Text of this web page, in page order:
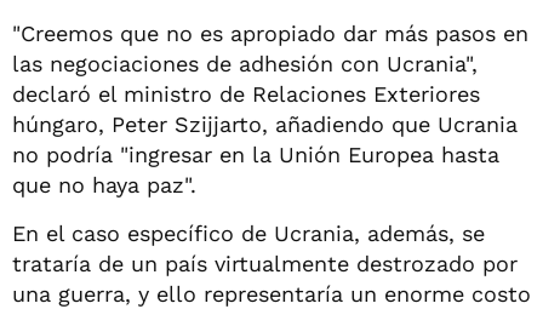
"Creemos que no es apropiado dar más pasos en
las negociaciones de adhesión con Ucrania",
declaró el ministro de Relaciones Exteriores
húngaro, Peter Szijjarto, añadiendo que Ucrania
no podría "ingresar en la Unión Europea hasta
que no haya paz".
En el caso específico de Ucrania, además, se
trataría de un país virtualmente destrozado por
una guerra, y ello representaría un enorme costo